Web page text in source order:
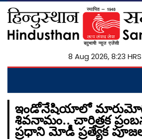
8 Aug 2026, 8:23
ఇండోనేషియాలో
శివనామం.. చారిత్రక
ప్రధాని మోడీ ప్రత్యేక